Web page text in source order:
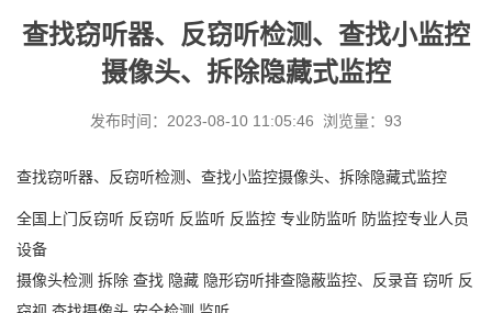
查找窃听器、反窃听检测、查找小监控
摄像头、拆除隐藏式监控
发布时间：2023-08-10 11:05:46 浏览量：93
查找窃听器、反窃听检测、查找小监控摄像头、拆除隐藏式监控
全国上门反窃听 反窃听 反监听 反监控 专业防监听 防监控专业人员
设备
摄像头检测 拆除 查找 隐藏 隐形窃听排查隐蔽监控、反录音 窃听 反